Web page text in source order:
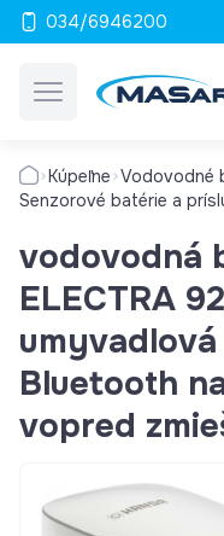
034/6946200
Kúpeľne Vodovodné
Senzorové batérie a
vodovodná
ELECTRA
Bluetooth
vopred